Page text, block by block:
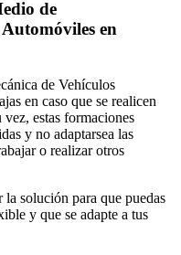
de
en
de Vehículos
en caso que se realicen
estas formaciones
y no adaptarsea las
o realizar otros
solución para que puedas
y que se adapte a tus